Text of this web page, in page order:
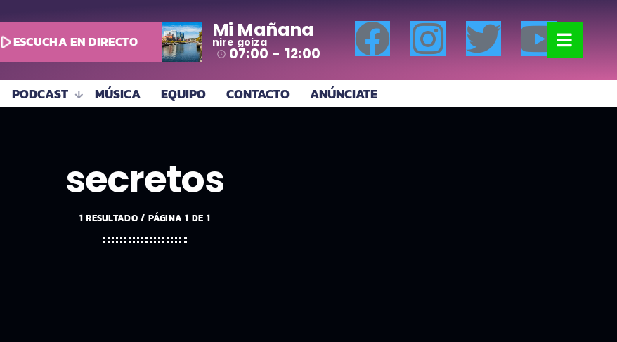
play_arrowESCUCHA EN DIRECTO Mi Mañana
nire goiza
access_time 07:00 - 12:00
PODCAST MÚSICA EQUIPO CONTACTO ANÚNCIATE
secretos
1 RESULTADO / PÁGINA 1 DE 1